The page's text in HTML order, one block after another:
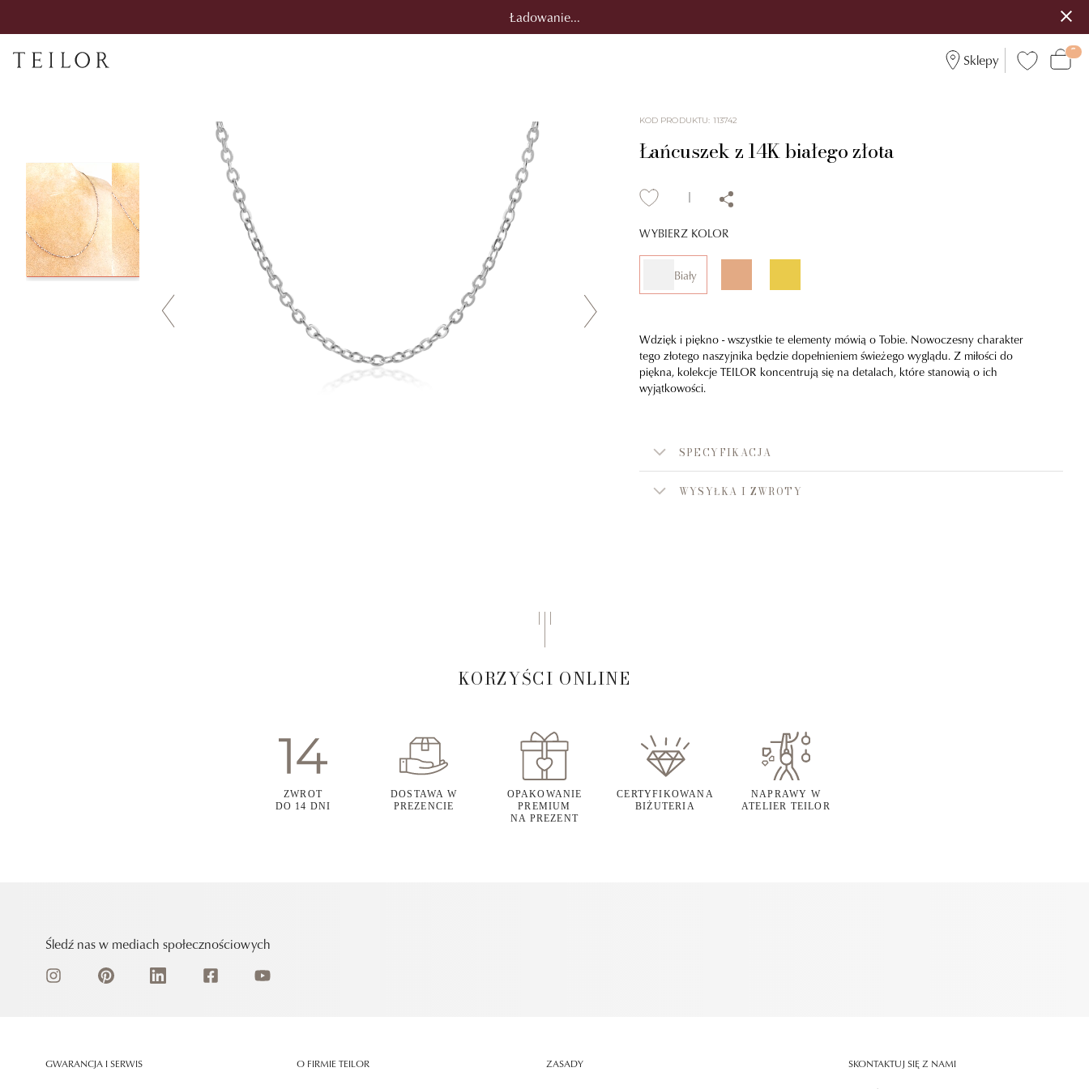
Ładowanie...
Sklepy
KOD PRODUKTU: 113742
Łańcuszek z 14K białego złota
WYBIERZ KOLOR
Biały
Wdzięk i piękno - wszystkie te elementy mówią o Tobie. Nowoczesny charakter
tego złotego naszyjnika będzie dopełnieniem świeżego wyglądu. Z miłości do
piękna, kolekcje TEILOR koncentrują się na detalach, które stanowią o ich
wyjątkowości.
SPECYFIKACJA
WYSYŁKA I ZWROTY
KORZYŚCI ONLINE
ZWROT
DO 14 DNI
DOSTAWA W
PREZENCIE
OPAKOWANIE
PREMIUM
NA PREZENT
CERTYFIKOWANA
BIŻUTERIA
NAPRAWY W
ATELIER TEILOR
Śledź nas w mediach społecznościowych
GWARANCJA I SERWIS O FIRMIE TEILOR ZASADY SKONTAKTUJ SIĘ Z NAMI